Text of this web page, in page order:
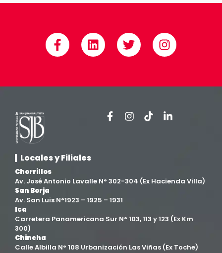
Locales y Filiales
Chorrillos
Av. José Antonio Lavalle N° 302-304 (Ex Hacienda Villa)
San Borja
Av. San Luis N°1923 – 1925 – 1931
Ica
Carretera Panamericana Sur N° 103, 113 y 123 (Ex Km
300)
Chincha
Calle Albilla N° 108 Urbanización Las Viñas (Ex Toche)